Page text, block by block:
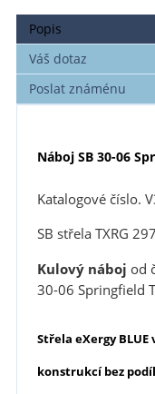
Popis
Váš dotaz
Poslat známénu
Náboj SB 30-06
Katalogové číslo.
SB střela TXRG
Kulový náboj od
30-06 Springfield
Střela eXergy BLUE
konstrukcí bez